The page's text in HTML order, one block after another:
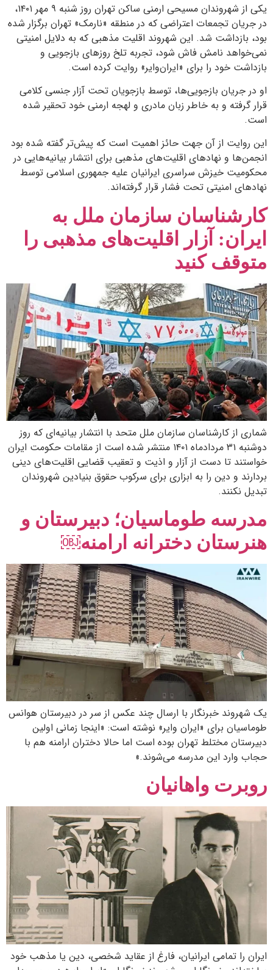
یکی از شهروندان مسیحی ارمنی ساکن تهران روز شنبه ۹ مهر ۱۴۰۱،
در جریان تجمعات اعتراضی که در منطقه «نارمک» تهران برگزار شده
بود، بازداشت شد. این شهروند اقلیت مذهبی که به دلایل امنیتی
نمی‌خواهد نامش فاش شود، تجربه تلخ روزهای بازجویی و
بازداشت خود را برای «ایران‌وایر» روایت کرده است.
او در جریان بازجویی‌ها، توسط بازجویان تحت آزار جنسی کلامی
قرار گرفته و به خاطر زبان مادری و لهجه ارمنی‌ خود تحقیر شده
است.
این روایت از آن جهت حائز اهمیت است که پیش‌تر گفته شده بود
انجمن‌ها و نهادهای اقلیت‌های مذهبی برای انتشار بیانیه‌هایی در
محکومیت خیزش سراسری ایرانیان علیه جمهوری اسلامی توسط
نهادهای امنیتی تحت فشار قرار گرفته‌اند.
کارشناسان سازمان ملل به
ایران: آزار اقلیت‌های مذهبی را
متوقف کنید
شماری از کارشناسان سازمان ملل متحد با انتشار بیانیه‌ای که روز
دوشنبه ۳۱ مردادماه ۱۴۰۱ منتشر شده است از مقامات حکومت ایران
خواستند تا دست از آزار و اذیت و تعقیب قضایی اقلیت‌های دینی
بردارند و دین را به ابزاری برای سرکوب حقوق بنیادین شهروندان
تبدیل نکنند.
مدرسه طوماسیان؛ دبیرستان و
هنرستان دخترانه ارامنه￼
یک شهروند خبرنگار با ارسال چند عکس از سر در دبیرستان هوانس
طوماسیان برای «ایران وایر» نوشته است: «اینجا زمانی اولین
دبیرستان مختلط تهران بوده است اما حالا دختران ارامنه هم با
حجاب وارد این مدرسه می‌شوند.»
روبرت واهانیان
ایران را تمامی ایرانیان، فارغ از عقاید شخصی، دین یا مذهب‌ خود